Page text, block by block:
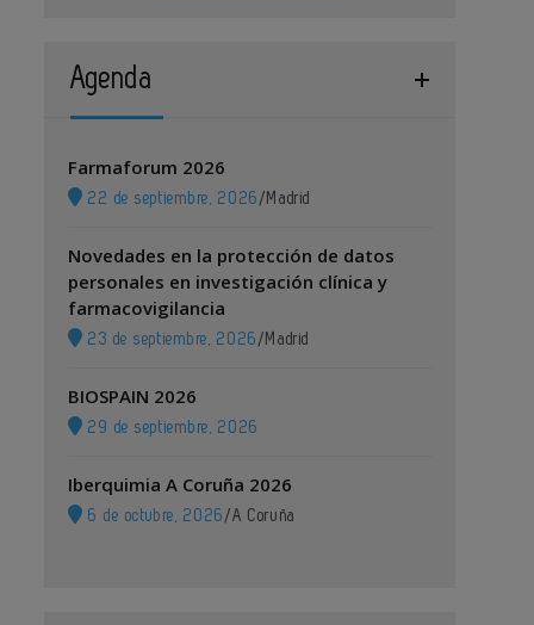
Agenda
Farmaforum 2026
22 de septiembre, 2026 / Madrid
Novedades en la protección de datos
personales en investigación clínica y
farmacovigilancia
23 de septiembre, 2026 / Madrid
BIOSPAIN 2026
29 de septiembre, 2026
Iberquimia A Coruña 2026
6 de octubre, 2026 /A Coruña